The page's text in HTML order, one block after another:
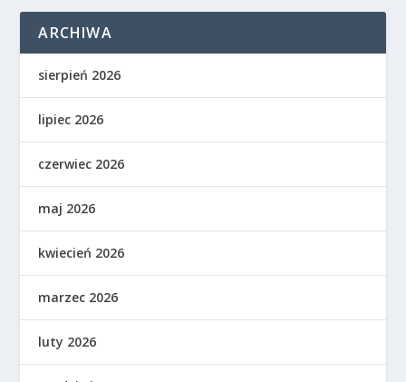
ARCHIWA
sierpień 2026
lipiec 2026
czerwiec 2026
maj 2026
kwiecień 2026
marzec 2026
luty 2026